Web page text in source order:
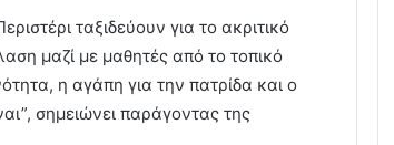
ταξιδεύουν για το ακριτικό
μαζί με μαθητές από το τοπικό
η αγάπη για την πατρίδα και ο
σημειώνει παράγοντας της